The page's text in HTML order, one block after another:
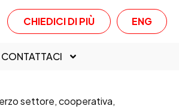
CHIEDICI DI PIÙ
ENG
CONTATTACI
settore, cooperativa,